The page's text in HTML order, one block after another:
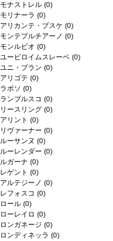
モナストレル (0)
モリナーラ (0)
アリカンテ・ブスケ (0)
モンテプルチアーノ (0)
モンルビオ (0)
ユービロイムスレーベ (0)
ユニ・ブラン (0)
アリゴテ (0)
ラボソ (0)
ランブルスコ (0)
リースリング (0)
アリント (0)
リヴァーナー (0)
ルーサンヌ (0)
ルーレンダー (0)
ルガーナ (0)
レゲント (0)
アルテジーノ (0)
レフォスコ (0)
ロール (0)
ローレイロ (0)
ロンガネージ (0)
ロンディネッラ (0)